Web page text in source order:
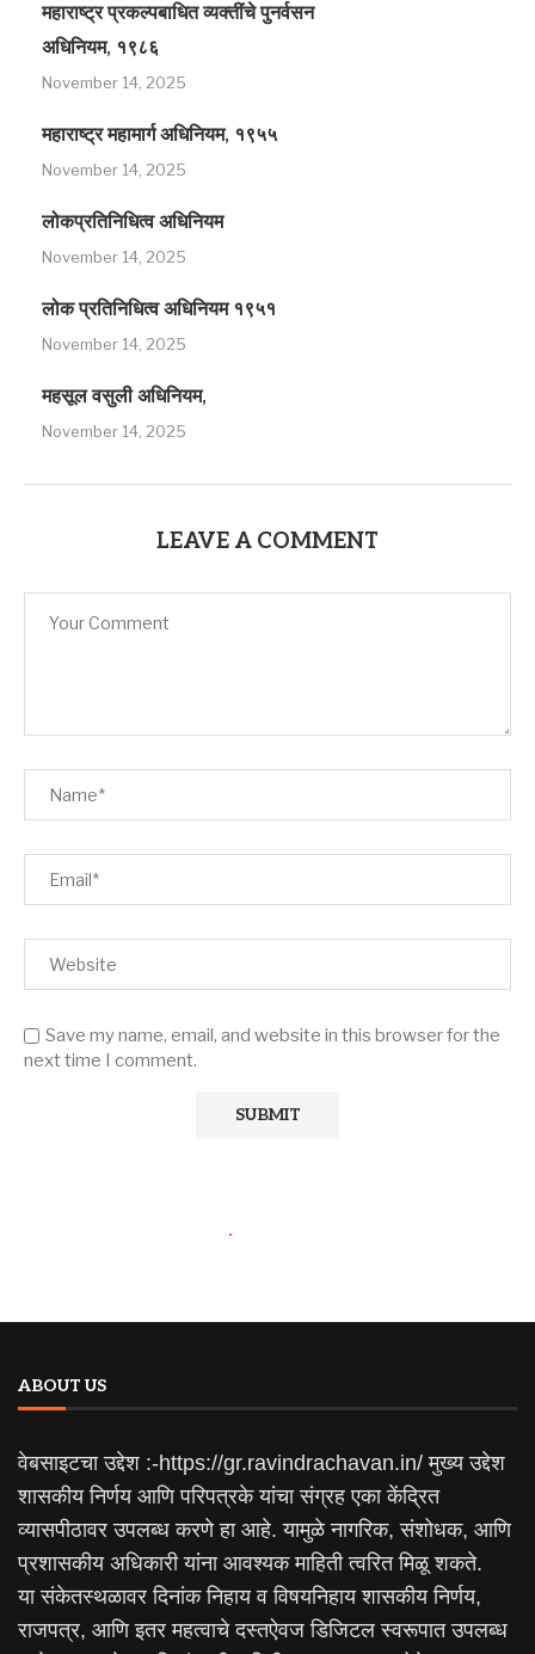
महाराष्ट्र प्रकल्पबाधित व्यक्तींचे पुनर्वसन
अधिनियम, १९८६
November 14, 2025
महाराष्ट्र महामार्ग अधिनियम, १९५५
November 14, 2025
लोकप्रतिनिधित्व अधिनियम
November 14, 2025
लोक प्रतिनिधित्व अधिनियम १९५१
November 14, 2025
महसूल वसुली अधिनियम,
November 14, 2025
LEAVE A COMMENT
Save my name, email, and website in this browser for the
next time I comment.
ABOUT US
वेबसाइटचा उद्देश :-https://gr.ravindrachavan.in/ मुख्य उद्देश
शासकीय निर्णय आणि परिपत्रके यांचा संग्रह एका केंद्रित
व्यासपीठावर उपलब्ध करणे हा आहे. यामुळे नागरिक, संशोधक, आणि
प्रशासकीय अधिकारी यांना आवश्यक माहिती त्वरित मिळू शकते.
या संकेतस्थळावर दिनांक निहाय व विषयनिहाय शासकीय निर्णय,
राजपत्र, आणि इतर महत्वाचे दस्तऐवज डिजिटल स्वरूपात उपलब्ध